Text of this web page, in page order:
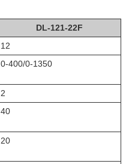
DL-121-22F
12
0-400/0-1350
2
40
20